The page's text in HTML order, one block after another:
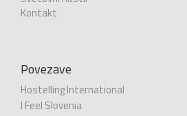
Kontakt
Povezave
Hostelling International
I Feel Slovenia